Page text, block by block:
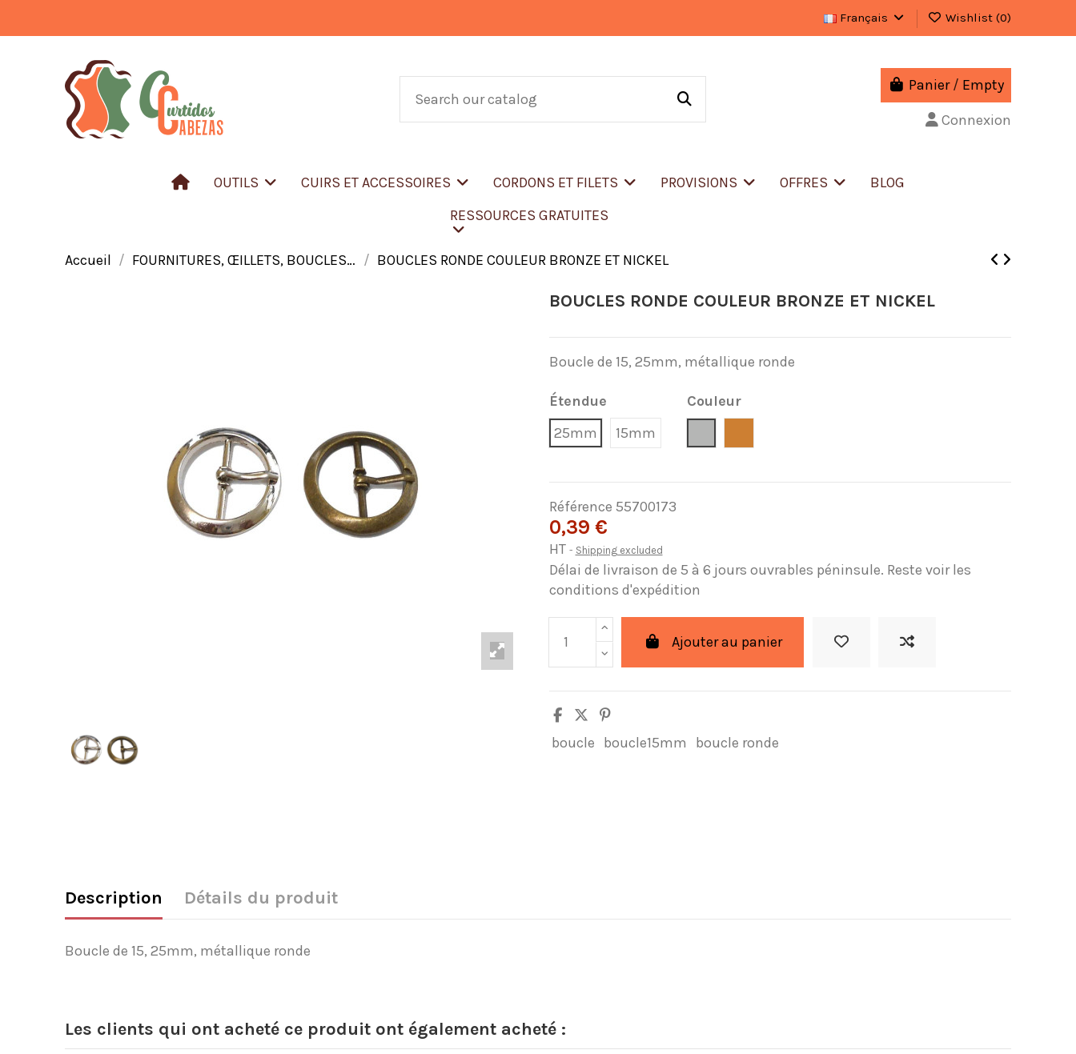
Français Wishlist (0)
Panier / Empty
Connexion
OUTILS CUIRS ET ACCESSOIRES CORDONS ET FILETS PROVISIONS OFFRES
BLOG
RESSOURCES GRATUITES
Accueil FOURNITURES, ŒILLETS, BOUCLES… BOUCLES RONDE COULEUR BRONZE ET NICKEL
BOUCLES RONDE COULEUR BRONZE ET NICKEL
Boucle de 15, 25mm, métallique ronde
Étendue
25mm
15mm
Couleur
Référence 55700173
0,39 €
HT Shipping excluded
Délai de livraison de 5 à 6 jours ouvrables péninsule. Reste voir les
conditions d'expédition
Ajouter au panier
boucle boucle15mm boucle ronde
Description Détails du produit
Boucle de 15, 25mm, métallique ronde
Les clients qui ont acheté ce produit ont également acheté :